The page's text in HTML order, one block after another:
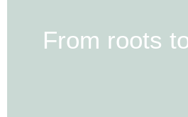
From roots